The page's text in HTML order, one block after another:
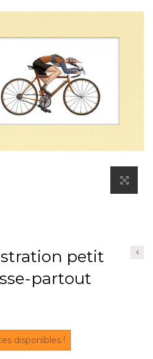
petit
partout
disponibles !